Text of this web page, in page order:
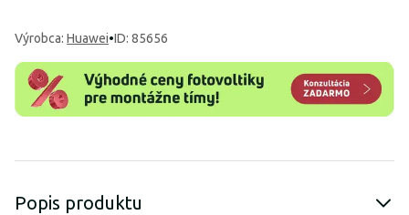
Výrobca: Huawei•ID: 85656
Popis produktu